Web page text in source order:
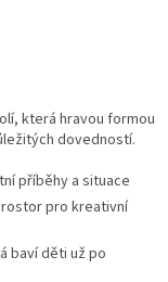
která hravou formou
dovedností.
příběhy a situace
pro kreativní
baví děti už po